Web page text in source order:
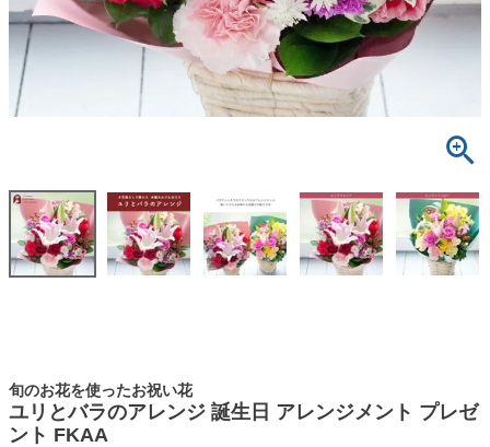
旬のお花を使ったお祝い花
ユリとバラのアレンジ 誕生日 アレンジメント プレゼ
ント FKAA